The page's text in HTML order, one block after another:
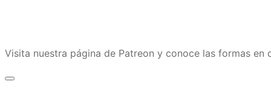
Visita nuestra página de Patreon y conoce las formas en